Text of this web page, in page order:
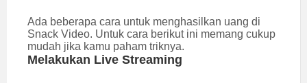
Ada beberapa cara untuk menghasilkan uang di
Snack Video. Untuk cara berikut ini memang cukup
mudah jika kamu paham triknya.
Melakukan Live Streaming